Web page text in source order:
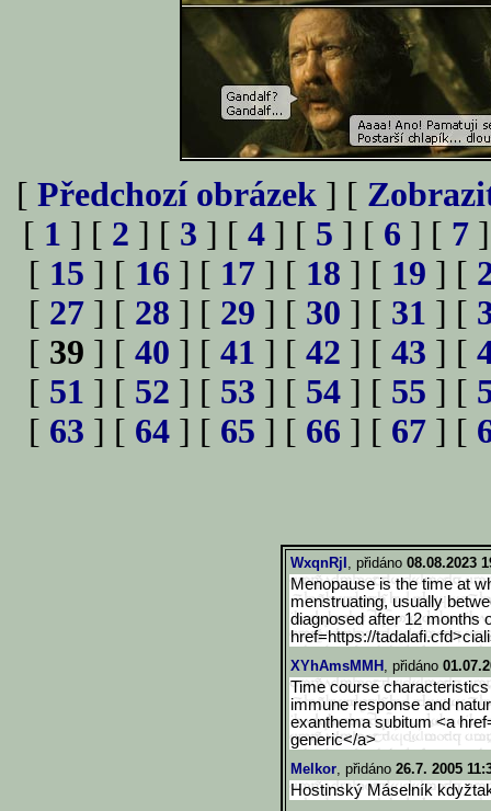
[ Předchozí obrázek ] [
[ 1 ] [ 2 ] [ 3 ] [ 4 ] [ 5 ] [ 6 ] [ 7
[ 15 ] [ 16 ] [ 17 ] [ 18 ] [ 19 ] [
[ 27 ] [ 28 ] [ 29 ] [ 30 ] [ 31 ] [
[ 39 ] [ 40 ] [ 41 ] [ 42 ] [ 43 ] [
[ 51 ] [ 52 ] [ 53 ] [ 54 ] [ 55 ] [
[ 63 ] [ 64 ] [ 65 ] [ 66 ] [ 67 ] [
WxqnRjI , přidáno 08.08.2023
Menopause is the time at
menstruating, usually
diagnosed after 12 months
href=https://tadalafi.cfd>c
XYhAmsMMH , přidáno
Time course
immune response and
exanthema subitum <a
generic</a>
Melkor, přidáno 26.7. 2005
Hostinský Máselník